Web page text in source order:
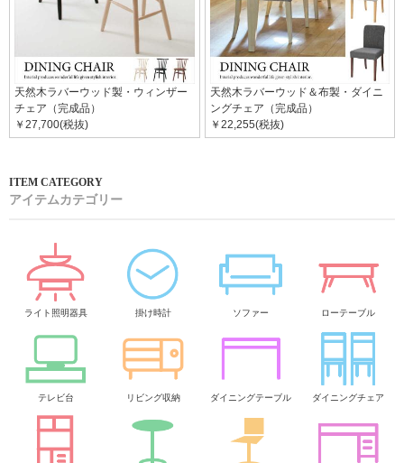
天然木ラバーウッド製・ウィンザー
チェア（完成品）
￥27,700(税抜)
天然木ラバーウッド＆布製・ダイニ
ングチェア（完成品）
￥22,255(税抜)
アイテムカテゴリー
ライト照明器具 掛け時計 ソファー ローテーブル
テレビ台 リビング収納 ダイニングテーブル ダイニングチェア